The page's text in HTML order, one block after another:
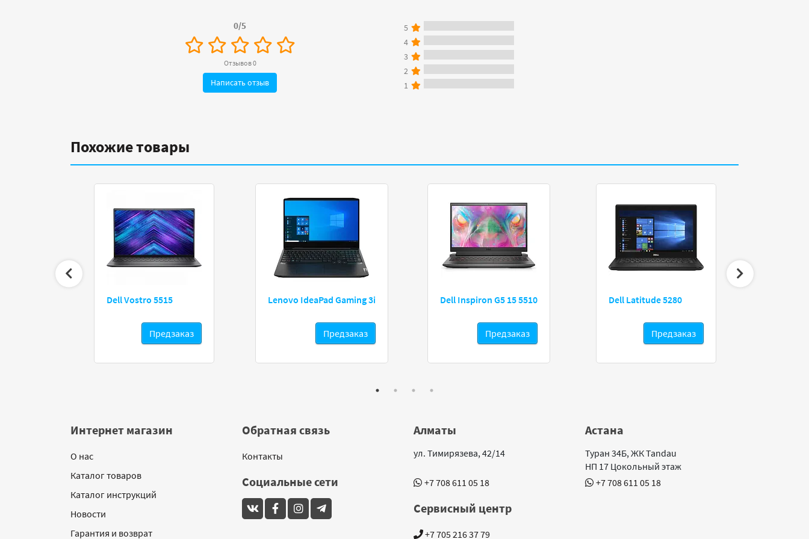
0/5
Отзывов 0
Написать отзыв
5
4
3
2
1
Похожие товары
Dell Vostro 5515
Предзаказ
Lenovo IdeaPad Gaming 3i
Предзаказ
Dell Inspiron G5 15 5510
Предзаказ
Dell Latitude 5280
Предзаказ
Интернет магазин
О нас
Каталог товаров
Каталог инструкций
Новости
Гарантия и возврат
Обратная связь
Контакты
Социальные сети
Алматы
ул. Тимирязева, 42/14
+7 708 611 05 18
Астана
Туран 34Б, ЖК Tandau
НП 17 Цокольный этаж
+7 708 611 05 18
Сервисный центр
+7 705 216 37 79